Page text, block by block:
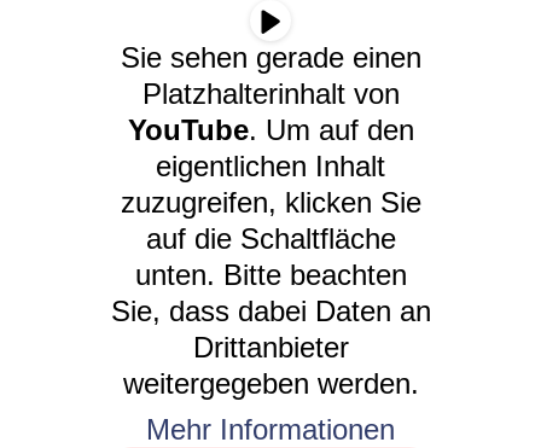
Sie sehen gerade einen
Platzhalterinhalt von
YouTube. Um auf den
eigentlichen Inhalt
zuzugreifen, klicken Sie
auf die Schaltfläche
unten. Bitte beachten
Sie, dass dabei Daten an
Drittanbieter
weitergegeben werden.
Mehr Informationen